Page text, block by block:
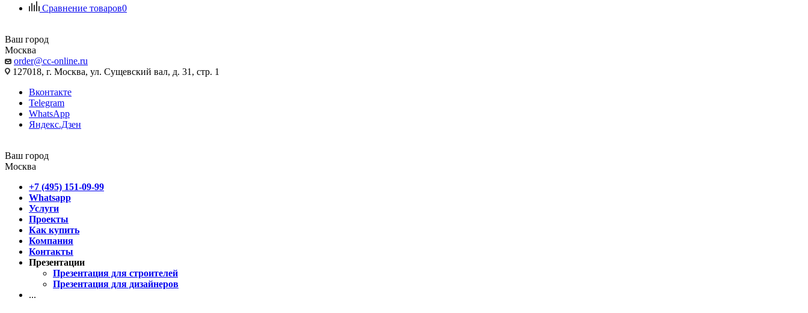
Сравнение товаров0
Ваш город
Москва
order@cc-online.ru
127018, г. Москва, ул. Сущевский вал, д. 31, стр. 1
Вконтакте
Telegram
WhatsApp
Яндекс.Дзен
Ваш город
Москва
+7 (495) 151-09-99
Whatsapp
Услуги
Проекты
Как купить
Компания
Контакты
Презентации
Презентация для строителей
Презентация для дизайнеров
...